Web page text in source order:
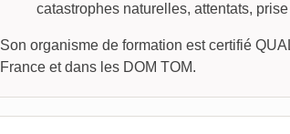
catastrophes naturelles, attentats, prise
Son organisme de formation est certifié
France et dans les DOM TOM.